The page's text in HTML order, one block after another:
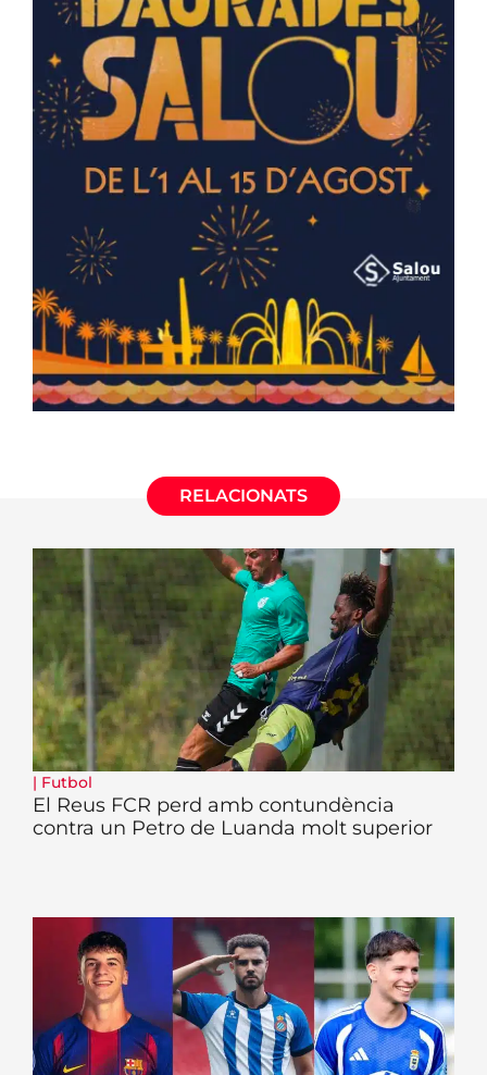
RELACIONATS
| Futbol
El Reus FCR perd amb contundència
contra un Petro de Luanda molt superior